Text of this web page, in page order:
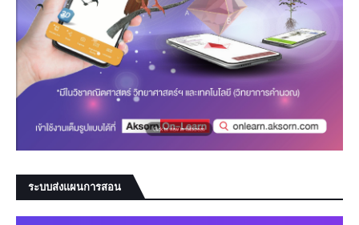
ระบบส่งแผนการสอน